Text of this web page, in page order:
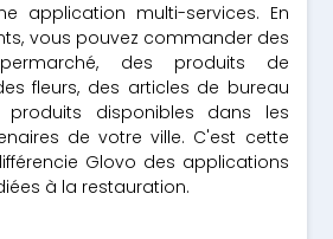
application multi-services. En
vous pouvez commander des
des produits de
fleurs, des articles de bureau
disponibles dans les
de votre ville. C'est cette
Glovo des applications
à la restauration.